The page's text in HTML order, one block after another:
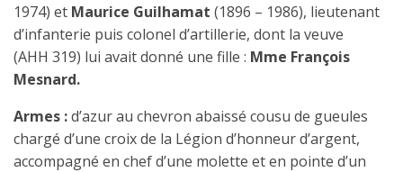
1974) et Maurice Guilhamat (1896 – 1986), lieutenant
d’infanterie puis colonel d’artillerie, dont la veuve
(AHH 319) lui avait donné une fille : Mme François
Mesnard.
Armes :d’azur au chevron abaissé cousu de gueules
chargé d’une croix de la Légion d’honneur d’argent,
accompagné en chef d’une molette et en pointe d’un